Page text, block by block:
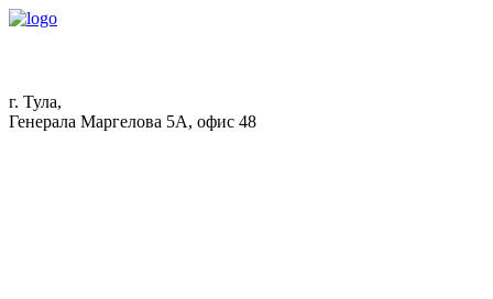
г. Тула,
Генерала Маргелова 5А, офис 48